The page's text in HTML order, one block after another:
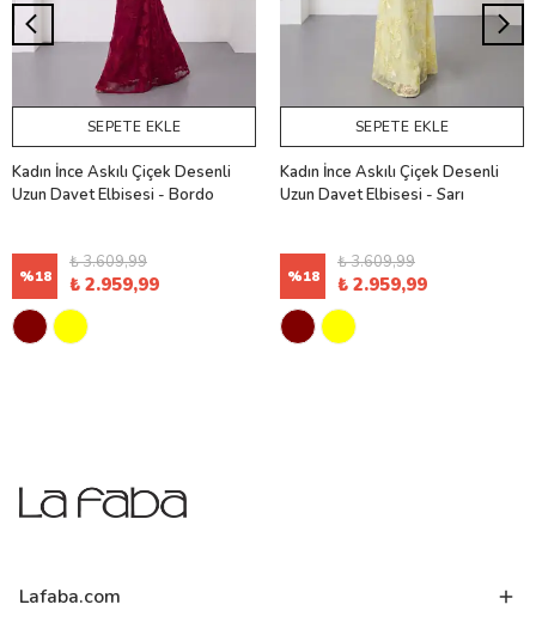
SEPETE EKLE
Kadın İnce Askılı Çiçek Desenli
Uzun Davet Elbisesi - Bordo
%18
₺ 3.609,99
₺ 2.959,99
SEPETE EKLE
Kadın İnce Askılı Çiçek Desenli
Uzun Davet Elbisesi - Sarı
%18
₺ 3.609,99
₺ 2.959,99
Lafaba.com